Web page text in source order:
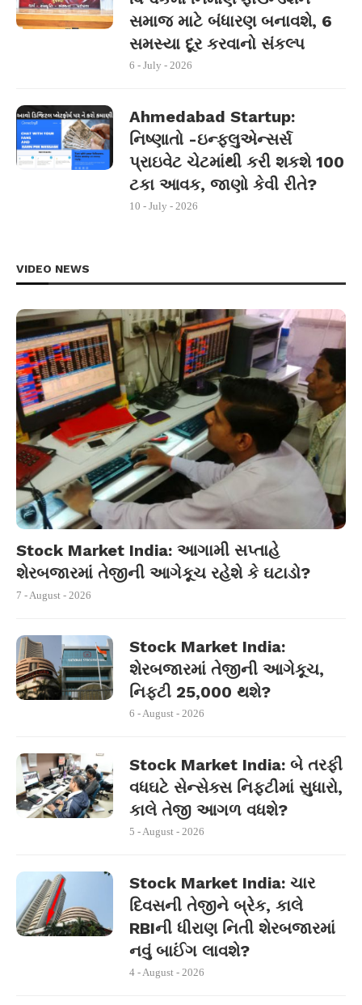
સમાજ માટે બંધારણ બનાવશે, 6
સમસ્યા દૂર કરવાનો સંકલ્પ
6 - July - 2026
Ahmedabad Startup:
નિષ્ણાતો -ઇન્ફ્લુએન્સર્સ
પ્રાઇવેટ ચેટમાંથી કરી શકશે 100
ટકા આવક, જાણો કેવી રીતે?
10 - July - 2026
VIDEO NEWS
Stock Market India: આગામી સપ્તાહે
શેરબજારમાં તેજીની આગેકૂચ રહેશે કે ઘટાડો?
7 - August - 2026
Stock Market India:
શેરબજારમાં તેજીની આગેકૂચ,
નિફ્ટી 25,000 થશે?
6 - August - 2026
Stock Market India: બે તરફી
વધઘટે સેન્સેક્સ નિફ્ટીમાં સુધારો,
કાલે તેજી આગળ વધશે?
5 - August - 2026
Stock Market India: ચાર
દિવસની તેજીને બ્રેક, કાલે
RBIની ધીરાણ નિતી શેરબજારમાં
નવું બાઈંગ લાવશે?
4 - August - 2026